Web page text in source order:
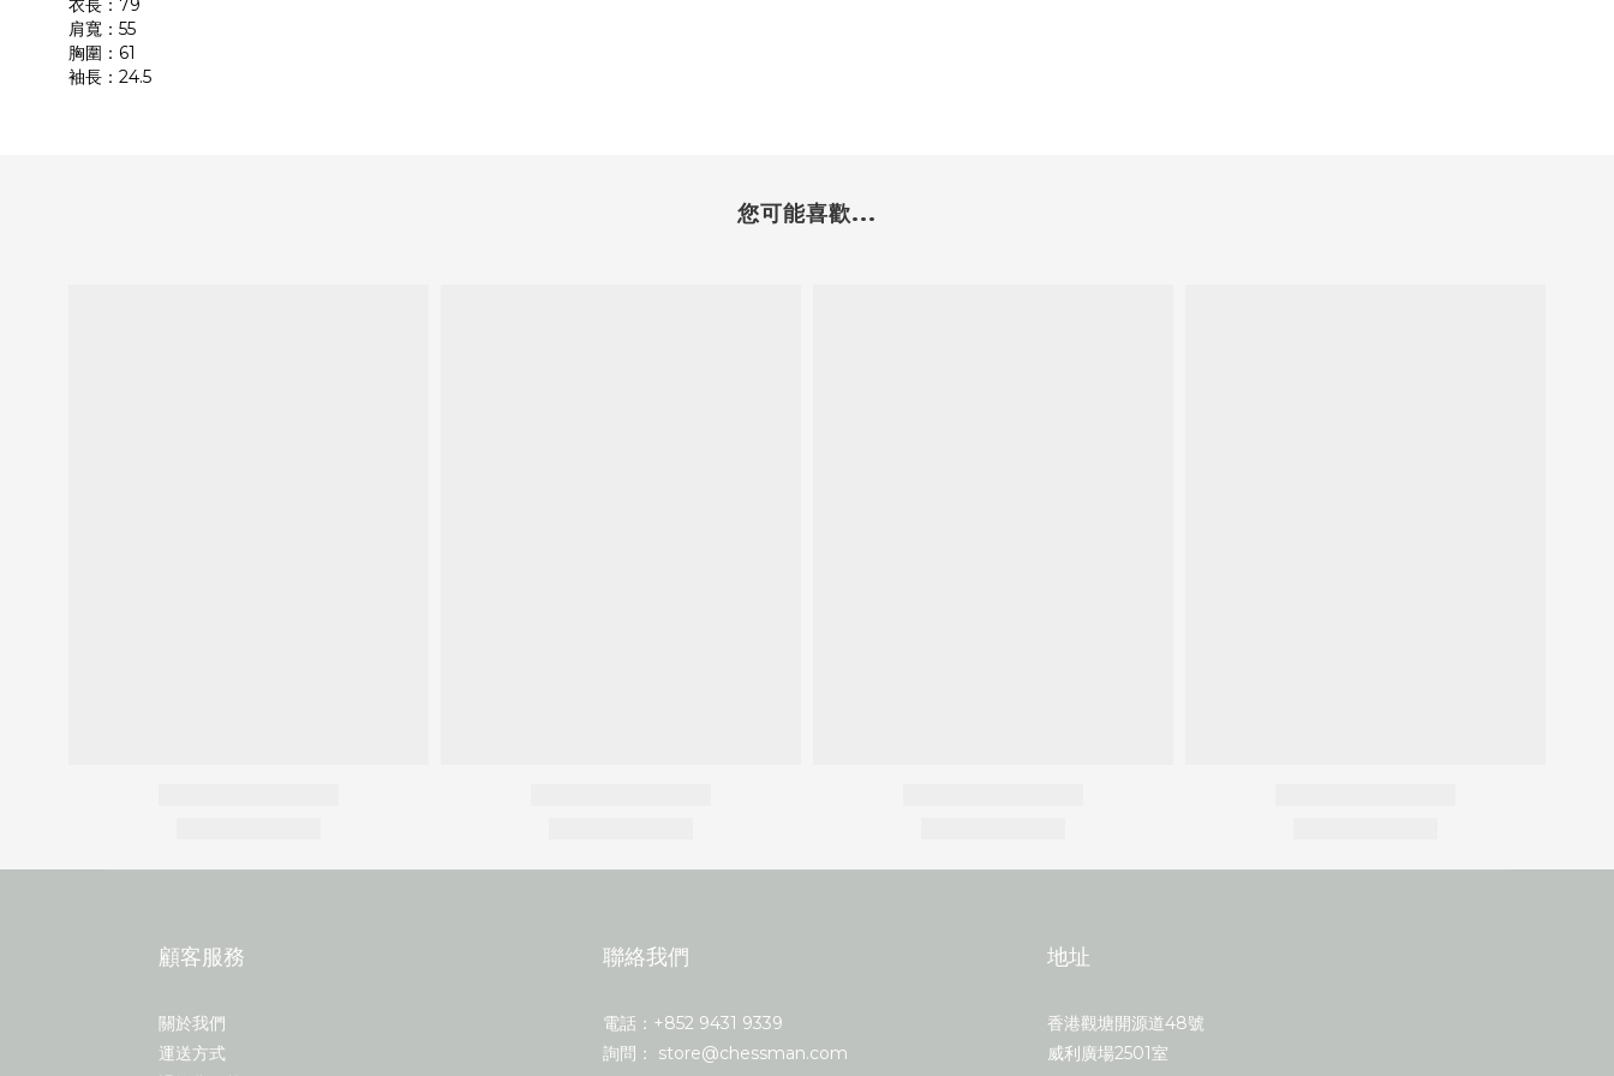
衣長：79
肩寬：55
胸圍：61
袖長：24.5
您可能喜歡...
顧客服務
關於我們
運送方式
聯絡我們
電話：+852 9431 9339
詢問： store@chessman.com
地址
香港觀塘開源道48號
威利廣場2501室